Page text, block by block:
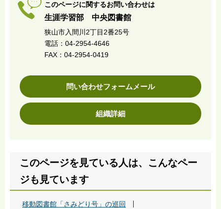
このページに関するお問い合わせは
生涯学習部 中央図書館
狭山市入間川2丁目2番25号
電話：04-2954-4646
FAX：04-2954-0419
問い合わせフォームメール
組織詳細
このページを見ている人は、こんなペー
ジも見ています
移動図書館「さみどり号」の巡回